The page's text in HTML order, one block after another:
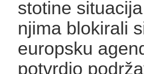
stotine
njima blokirali
europsku
potvrdio